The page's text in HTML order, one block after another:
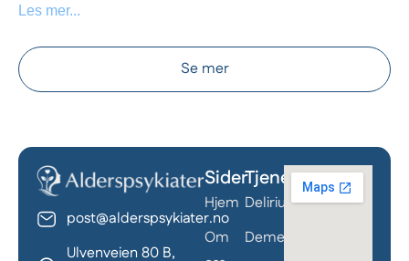
Les mer...
Se mer
post@alderspsykiater.no
Ulvenveien 80 B,
Sider
Hjem
Om
Tjenester
Delirium
Demens
Behandle ditt samtykke
For å gi best mulig opplevelse bruker vi
informasjonskapsler for å lagre eller få tilgang til
enhetsdata. Å nekte samtykke kan begrense enkelte